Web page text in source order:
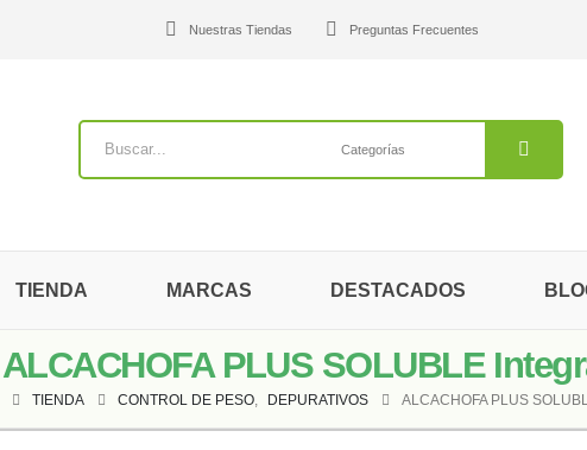
Nuestras Tiendas Preguntas Frecuentes
TIENDA MARCAS DESTACADOS
ALCACHOFA PLUS SOLUBLE
TIENDA CONTROL DE PESO, DEPURATIVOS ALCACHOFA PLUS